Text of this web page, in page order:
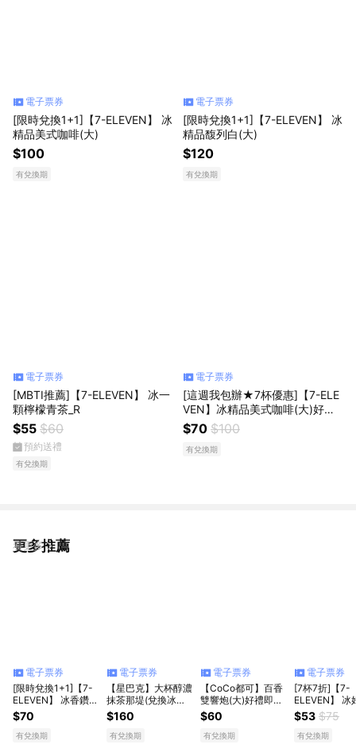
電子票券
[限時兌換1+1]【7-ELEVEN】 冰
精品美式咖啡(大)
$100
有兌換期
電子票券
[限時兌換1+1]【7-ELEVEN】 冰
精品馥列白(大)
$120
有兌換期
電子票券
[MBTI推薦]【7-ELEVEN】 冰一
顆檸檬青茶_R
$55 $60
預約送禮
有兌換期
電子票券
[這週我包辦★7杯優惠]【7-ELE
VEN】冰精品美式咖啡(大)好禮
即享券(1杯$70/1組$490，最低
購買7杯)_R
$70 $100
有兌換期
更多推薦
看更多
電子票券
[限時兌換1+1]【7-
ELEVEN】 冰香鑽水
果茶(特大)
$70
有兌換期
電子票券
【星巴克】大杯醇濃
抹茶那堤(兌換冰熱
任選)
$160
有兌換期
電子票券
【CoCo都可】百香
雙響炮(大)好禮即享
券
$60
有兌換期
電子票券
[7杯7折]【7-
ELEVEN】 冰
典可可(大)(1杯
$53/1組$371
低購買7杯)
$53 $75
有兌換期